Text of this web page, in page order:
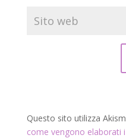
Questo sito utilizza
come vengono elaborati